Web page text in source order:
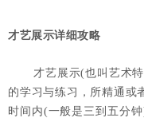
才艺展示详细攻略
才艺展示(也叫艺术
的学习与练习，所精通或
时间内(一般是三到五分